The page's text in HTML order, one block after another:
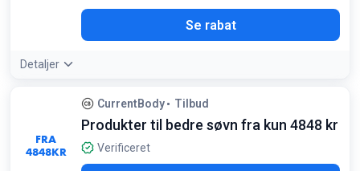
Se rabat
Detaljer
FRA
4848KR
CurrentBody Tilbud
Produkter til bedre søvn fra kun 4848 kr
Verificeret